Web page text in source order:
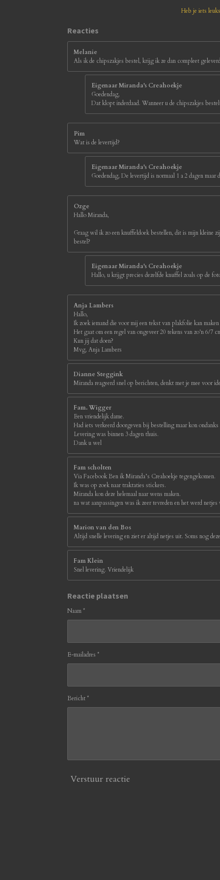
1
t
Heb je iets
Reacties
Melanie
Als ik de chipszakjes bestel, krijg ik ze dan compleet
Eigenaar Miranda's Creahoekje
Goedendag,
Dat klopt inderdaad. Wanneer u de chipszakjes
Pim
Wat is de levertijd?
Eigenaar Miranda's Creahoekje
Goedendag, De levertijd is normaal 1 a 2 dagen
Ozge
Hallo Miranda,
Graag wil ik zo een knuffeldoek bestellen, dit is mijn kleine
bestel?
Eigenaar Miranda's Creahoekje
Hallo, u krijgt precies dezelfde knuffel zoals op de
Anja Lambers
Hallo,
Ik zoek iemand die voor mij een tekst van plakfolie kan
Het gaat om een regel van ongeveer 20 tekens van zo'n 6/7
Kun jij dat doen?
Mvg, Anja Lambers
Dianne Steggink
Miranda reageerd snel op berichten, denkt met je mee voor
Fam. Wigger
Een vriendelijk dame.
Had iets verkeerd doorgeven bij bestelling maar kon
Levering was binnen 3 dagen thuis.
Dank u wel
Fam scholten
Via Facebook Ben ik Miranda’s Creahoekje tegengekomen.
Ik was op zoek naar traktaties stickers.
Miranda kon deze helemaal naar wens maken.
na wat aanpassingen was ik zeer tevreden en het werd netjes
Marion van den Bos
Altijd snelle levering en ziet er altijd netjes uit. Soms nog
Fam Klein
Snel levering. Vriendelijk
Reactie plaatsen
Naam *
E-mailadres *
Bericht *
Verstuur reactie